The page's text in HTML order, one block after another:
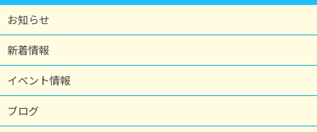
お知らせ
新着情報
イベント情報
ブログ